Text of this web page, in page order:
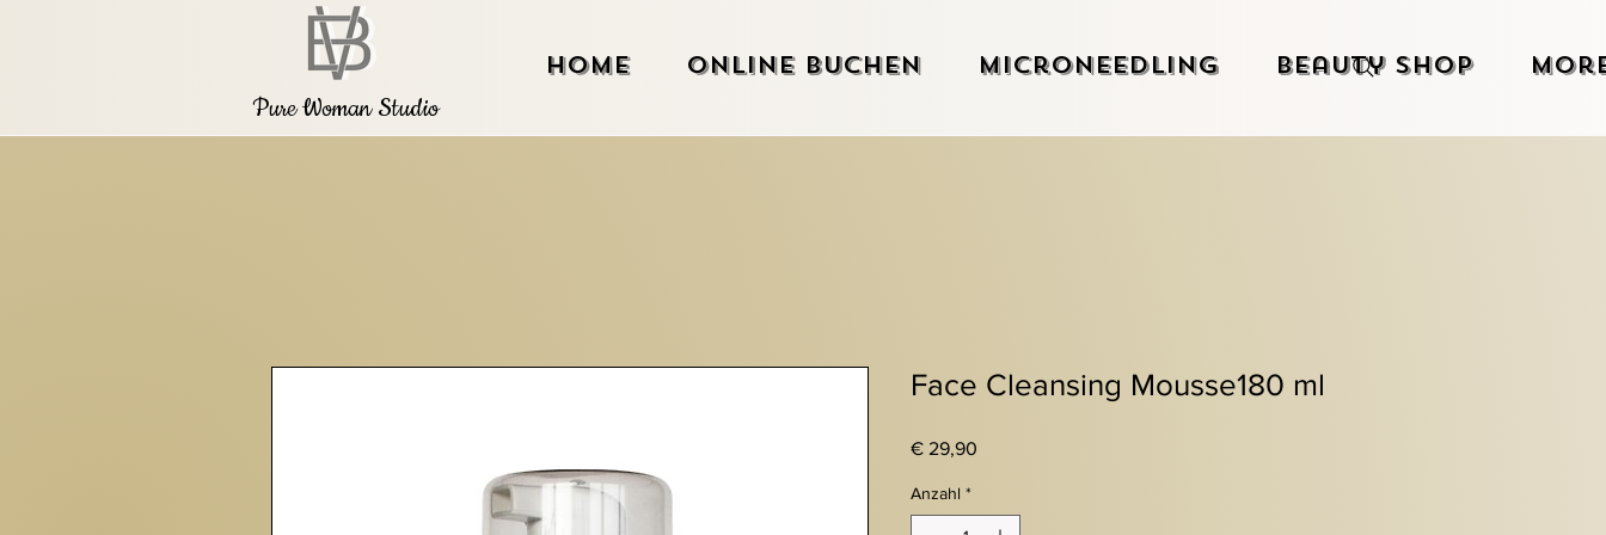
Pure Woman Studio
Home Online Buchen Microneedling Beauty Shop
Face Cleansing Mousse180 ml
€ 29,90
Anzahl *